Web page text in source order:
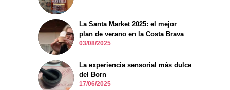
La Santa Market 2025: el mejor
plan de verano en la Costa Brava
03/08/2025
La experiencia sensorial más dulce
del Born
17/06/2025